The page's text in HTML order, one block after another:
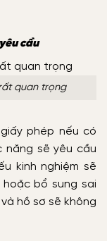
cầu
quan trọng
phép nếu có
năng sẽ yêu cầu
kinh nghiệm sẽ
bổ sung sai
hồ sơ sẽ không